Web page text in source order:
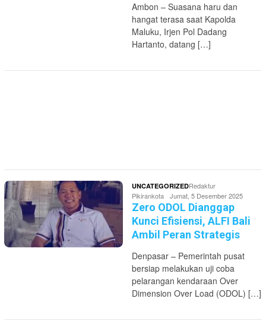
Ambon – Suasana haru dan
hangat terasa saat Kapolda
Maluku, Irjen Pol Dadang
Hartanto, datang […]
UNCATEGORIZEDRedaktur
Pikirankota
Jumat, 5 Desember 2025
Zero ODOL Dianggap
Kunci Efisiensi, ALFI Bali
Ambil Peran Strategis
Denpasar – Pemerintah pusat
bersiap melakukan uji coba
pelarangan kendaraan Over
Dimension Over Load (ODOL) […]